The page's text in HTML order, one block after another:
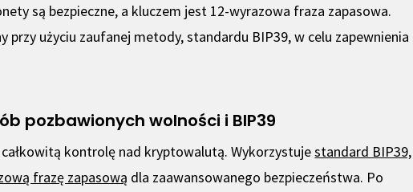
są bezpieczne, a kluczem jest 12-wyrazowa fraza zapasowa.
przy użyciu zaufanej metody, standardu BIP39, w celu zapewnienia
pozbawionych wolności i BIP39
kontrolę nad kryptowalutą. Wykorzystujestandard BIP39,
frazę zapasową dla zaawansowanego bezpieczeństwa. Po